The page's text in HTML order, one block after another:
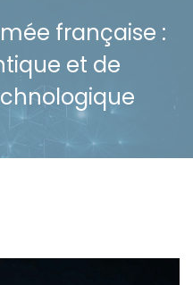
française :
et de